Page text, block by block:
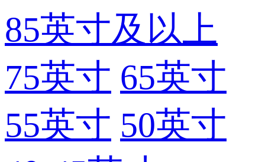
85英寸及以上
75英寸 65英寸
55英寸 50英寸